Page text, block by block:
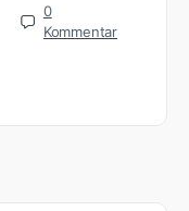
0
Kommentar